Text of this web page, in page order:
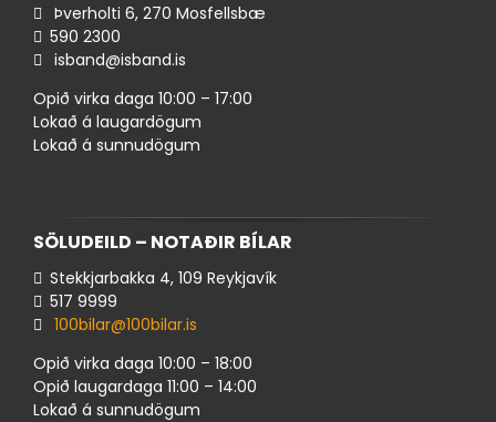
Þverholti 6, 270 Mosfellsbæ
590 ​2300
isband@isband.is
Opið virka daga 10:00 – 17:00
Lokað á laugardögum
Lokað á sunnudögum
SÖLUDEILD – NOTAÐIR BÍLAR
Stekkjarbakka 4, 109 Reykjavík
517 ​9999
100bilar@100bilar.is
Opið virka daga 10:00 – 18:00
Opið laugardaga 11:00 – 14:00
Lokað á sunnudögum